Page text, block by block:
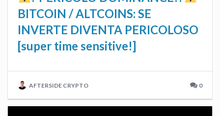
BITCOIN / ALTCOINS: SE
INVERTE DIVENTA PERICOLOSO
[super time sensitive!]
AFTERSIDE CRYPTO 0